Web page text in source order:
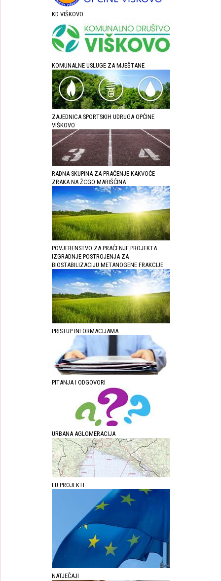
KD VIŠKOVO
KOMUNALNE USLUGE ZA MJEŠTANE
ZAJEDNICA SPORTSKIH UDRUGA OPĆINE
VIŠKOVO
RADNA SKUPINA ZA PRAĆENJE KAKVOĆE
ZRAKA NA ŽCGO MARIŠĆINA
POVJERENSTVO ZA PRAĆENJE PROJEKTA
IZGRADNJE POSTROJENJA ZA
BIOSTABILIZACIJU METANOGENE FRAKCIJE
PRISTUP INFORMACIJAMA
PITANJA I ODGOVORI
URBANA AGLOMERACIJA
EU PROJEKTI
NATJEČAJI